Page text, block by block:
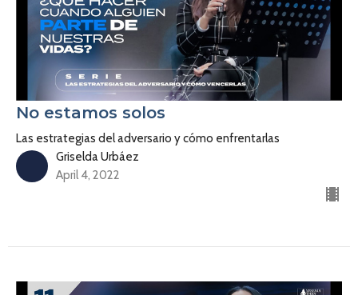
No estamos solos
Las estrategias del adversario y cómo enfrentarlas
Griselda Urbáez
April 4, 2022